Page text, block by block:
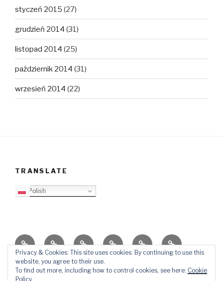
styczeń 2015 (27)
grudzień 2014 (31)
listopad 2014 (25)
październik 2014 (31)
wrzesień 2014 (22)
TRANSLATE
Polish
O
blogu
Top
Lista
Ewangelizacja
Father
Daniel
Video
Blog
PB
KontaktŚlady
Privacy & Cookies: This site uses cookies. By continuing to use this
website, you agree to their use.
To find out more, including how to control cookies, see here: Cookie
Policy